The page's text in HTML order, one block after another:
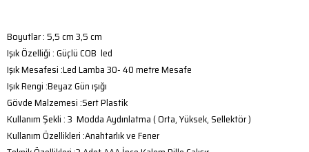
Boyutlar : 5,5 cm 3,5 cm
Işık Özelliği : Güçlü COB led
Işık Mesafesi :Led Lamba 30- 40 metre Mesafe
Işık Rengi :Beyaz Gün ışığı
Gövde Malzemesi :Sert Plastik
Kullanım Şekli : 3 Modda Aydınlatma ( Orta, Yüksek, Sellektör )
Kullanım Özellikleri :Anahtarlık ve Fener